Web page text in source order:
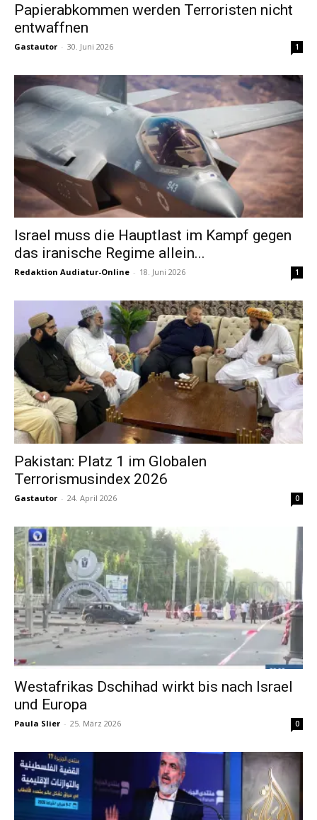
Papierabkommen werden Terroristen nicht
entwaffnen
Gastautor - 30. Juni 2026 1
Israel muss die Hauptlast im Kampf gegen
das iranische Regime allein...
Redaktion Audiatur-Online - 18. Juni 2026 1
Pakistan: Platz 1 im Globalen
Terrorismusindex 2026
Gastautor - 24. April 2026 0
Westafrikas Dschihad wirkt bis nach Israel
und Europa
Paula Slier - 25. März 2026 0